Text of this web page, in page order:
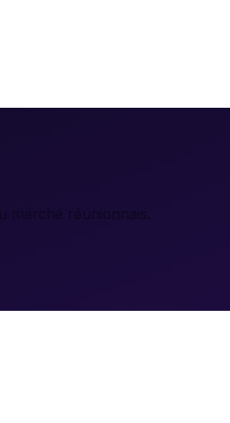
marché réunionnais.